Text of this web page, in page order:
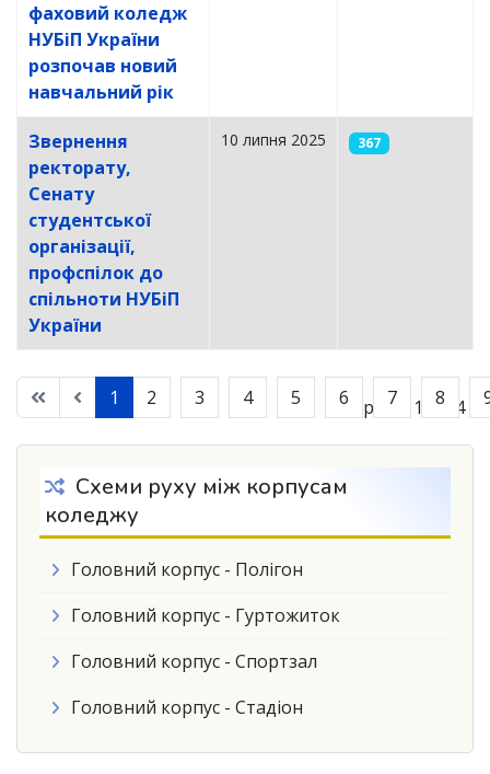
фаховий коледж
НУБіП України
розпочав новий
навчальний рік
Звернення
ректорату,
Сенату
студентської
організації,
профспілок до
спільноти НУБіП
України
10 липня 2025 367
Сторінка 1 із 14
1 2 3 4 5 6 7 8
Схеми руху між корпусам
коледжу
Головний корпус - Полігон
Головний корпус - Гуртожиток
Головний корпус - Спортзал
Головний корпус - Стадіон